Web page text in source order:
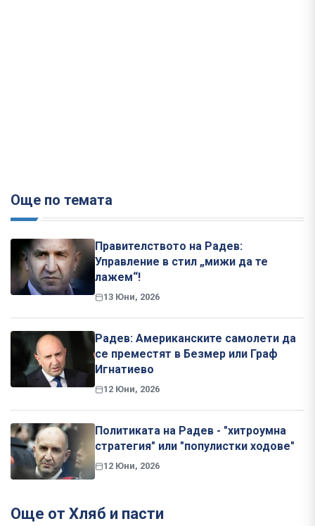
Още по темата
Правителството на Радев:
Управление в стил „мижи да те
лажем“!
13 Юни, 2026
Радев: Американските самолети да
се преместят в Безмер или Граф
Игнатиево
12 Юни, 2026
Политиката на Радев - "хитроумна
стратегия" или "популистки ходове"
12 Юни, 2026
Още от Хляб и пасти